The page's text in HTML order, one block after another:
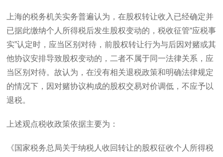
上海的税务机关实务普遍认为，在股权转让收入已经确定并
已据此缴纳个人所得税后发生股权变动的，税收征管“应税事
实”认定时，应当区别对待，前股权转让行为与后因对赌或其
他协议安排导致股权变动的，二者不属于同一法律关系，应
当区别对待。故认为，在没有相关退税政策和明确法律规定
的情况下，因对赌协议构成的股权交易对价调低，不应予以
退税。
上述观点税收政策依据主要为：
《国家税务总局关于纳税人收回转让的股权征收个人所得税